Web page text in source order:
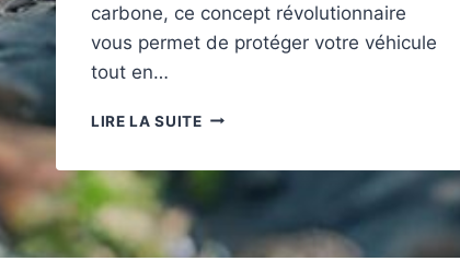
carbone, ce concept révolutionnaire
vous permet de protéger votre véhicule
tout en…
LIRE LA SUITEUN
PRESQUE